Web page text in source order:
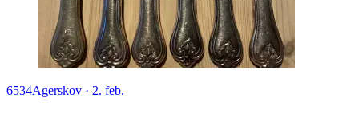
6534Agerskov · 2. feb.